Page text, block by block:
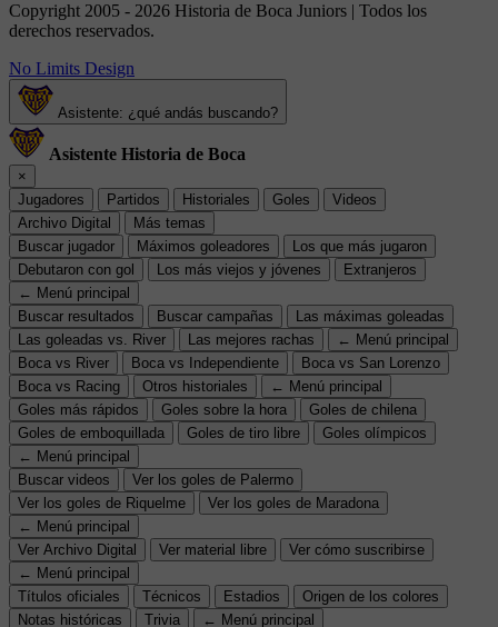
Copyright 2005 - 2026 Historia de Boca Juniors | Todos los
derechos reservados.
No Limits Design
Asistente: ¿qué andás buscando?
Asistente Historia de Boca
×
Jugadores
Partidos Historiales Goles
Videos
Archivo Digital
Más temas
Buscar jugador
Máximos goleadores
Los que más jugaron
Debutaron con gol
Los más viejos y jóvenes
Extranjeros
← Menú principal
Buscar resultados
Buscar campañas
Las máximas goleadas
Las goleadas vs. River
Las mejores rachas
← Menú principal
Boca vs River
Boca vs Independiente
Boca vs San Lorenzo
Boca vs Racing
Otros historiales
← Menú principal
Goles más rápidos
Goles sobre la hora
Goles de chilena
Goles de emboquillada
Goles de tiro libre
Goles olímpicos
← Menú principal
Buscar videos
Ver los goles de Palermo
Ver los goles de Riquelme
Ver los goles de Maradona
← Menú principal
Ver Archivo Digital
Ver material libre
Ver cómo suscribirse
← Menú principal
Títulos oficiales
Técnicos Estadios
Origen de los colores
Notas históricas
Trivia ← Menú principal